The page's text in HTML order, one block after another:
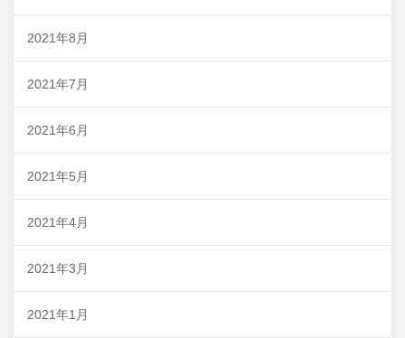
2021年8月
2021年7月
2021年6月
2021年5月
2021年4月
2021年3月
2021年1月